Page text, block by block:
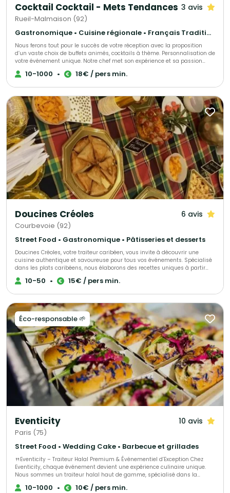
Cocktail Cocktail - Mets Tendances 3 avis
Rueil-Malmaison (92)
Gastronomique • Cuisine régionale • Français Traditionnel
Nous ferons tout pour le succès de votre réception avec la proposition
d’un vaste choix de buffets animés, cocktails à thème. Personnalisation de
votre événement unique. Notre chef met son expérience et sa passion
dans l’élaboration de votre événement, s’adaptant à chacun de vos
convives.
10-1000 • 18€ / pers min.
Doucines Créoles 6 avis
Courbevoie (92)
Street Food • Gastronomique • Pâtisseries et desserts
Doucines Créoles, votre traiteur caribéen, vous invite à découvrir une
cuisine authentique et savoureuse pour tous vos événements. Spécialisé
dans les plats caribéens, nous élaborons des recettes uniques à partir
d’ingrédients de qualité, alliant savoir-faire et tradition. Offrez à vos
convives une expérience culinaire inoubliable avec nos mets
10-50 • 15€ / pers min.
Éco-responsable 🌱
Eventicity 10 avis
Paris (75)
Street Food • Wedding Cake • Barbecue et grillades
🍴Eventicity – Traiteur Halal Premium & Événementiel d’Exception Chez
Eventicity, chaque événement devient une expérience culinaire unique.
Nous sommes un traiteur halal haut de gamme, spécialisé dans la
création de moments raffinés et sur mesure, mêlant gastronomie,
élégance et émotions. Notre mission : sublimer vos réceptions — qu’il
10-1000 • 10€ / pers min.